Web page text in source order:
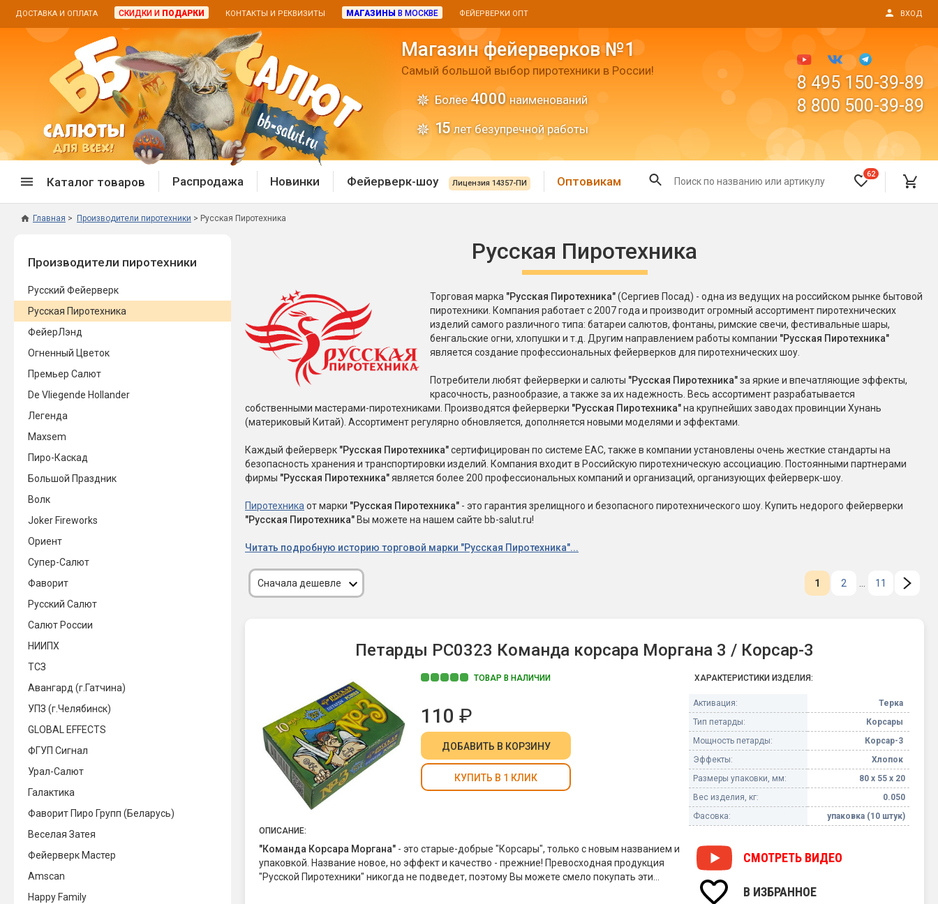
ДОСТАВКА И ОПЛАТА СКИДКИ И ПОДАРКИ КОНТАКТЫ И РЕКВИЗИТЫ МАГАЗИНЫ В МОСКВЕ ФЕЙЕРВЕРКИ ОПТ ВХОД
Магазин фейерверков №1
Самый большой выбор пиротехники в России!
Более 4000 наименований
15 лет безупречной работы
8 495 150-39-89
8 800 500-39-89
Каталог товаров
Распродажа фейерверков
Распродажа бенгальских огней
Новинки 2025/26
Фейерверки на свадьбу
Фейерверк-шоу
Батареи салютов
Цветной дым
Батареи салютов
Маленькие фейерверки
Большие фейерверки
Супер-фейерверки
Пневмохлопушки
Петарды
Терочные
Фитильные
Корсары
Летающие и наземные
Бабочки, пчелы
Циркоблицы
Цветной дым и огонь
Факелы цветного огня
Цветной дым
Хлопушки и пневмохлопушки
Маленькие хлопушки
Пневмохлопушки
Пружинные хлопушки
Бенгальские огни
Бенгальские огни малые
Бенгальские огни большие
Фонтаны пиротехнические
Фонтаны в торт (холодные)
Фонтаны сценические (холодные)
Фонтаны для улицы
Фонтаны в торт (холодные)
Конфетти, серпантин
Оборудование для
спецэффектов
Елочные гирлянды
Фейерверк-шоу
Распродажа Новинки Фейерверк-шоу Лицензия 14357-ПИ Оптовикам
62
Главная Производители пиротехники Русская Пиротехника
Производители пиротехники
Русский Фейерверк
Русская Пиротехника
ФейерЛэнд
Огненный Цветок
Премьер Салют
De Vliegende Hollander
Легенда
Maxsem
Пиро-Каскад
Большой Праздник
Волк
Joker Fireworks
Ориент
Супер-Салют
Фаворит
Русский Салют
Салют России
НИИПХ
ТСЗ
Авангард (г.Гатчина)
УПЗ (г.Челябинск)
GLOBAL EFFECTS
ФГУП Сигнал
Урал-Салют
Галактика
Фаворит Пиро Групп (Беларусь)
Веселая Затея
Фейерверк Мастер
Amscan
Happy Family
Русская Пиротехника
Торговая марка "Русская Пиротехника"(Сергиев Посад) - одна из ведущих на российском рынке бытовой
пиротехники. Компания работает с 2007 года и производит огромный ассортимент пиротехнических
изделий самого различного типа: батареи салютов, фонтаны, римские свечи, фестивальные шары,
бенгальские огни, хлопушки и т.д. Другим направлением работы компании "Русская Пиротехника"
является создание профессиональных фейерверков для пиротехнических шоу.
Потребители любят фейерверки и салюты "Русская Пиротехника"за яркие и впечатляющие эффекты,
красочность, разнообразие, а также за их надежность. Весь ассортимент разрабатывается
собственными мастерами-пиротехниками. Производятся фейерверки "Русская Пиротехника"на крупнейших заводах провинции Хунань
(материковый Китай). Ассортимент регулярно обновляется, дополняется новыми моделями и эффектами.
Каждый фейерверк "Русская Пиротехника"сертифицирован по системе EAC, также в компании установлены очень жесткие стандарты на
безопасность хранения и транспортировки изделий. Компания входит в Российскую пиротехническую ассоциацию. Постоянными партнерами
фирмы "Русская Пиротехника"является более 200 профессиональных компаний и организаций, организующих фейерверк-шоу.
Пиротехникаот марки "Русская Пиротехника" - это гарантия зрелищного и безопасного пиротехнического шоу. Купить недорого фейерверки
"Русская Пиротехника" Вы можете на нашем сайте bb-salut.ru!
Читать подробную историю торговой марки "Русская Пиротехника"...
Сначала дешевле 1 2 ... 11
Петарды РС0323 Команда корсара Моргана 3 / Корсар-3
ТОВАР В НАЛИЧИИ
110 ₽
ДОБАВИТЬ В КОРЗИНУ
КУПИТЬ В 1 КЛИК
ОПИСАНИЕ:
"Команда Корсара Моргана" - это старые-добрые "Корсары", только с новым названием и
упаковкой. Название новое, но эффект и качество - прежние! Превосходная продукция
"Русской Пиротехники" никогда не подведет, поэтому Вы можете смело покупать эти
ХАРАКТЕРИСТИКИ ИЗДЕЛИЯ:
Активация:
Терка
Тип петарды:
Корсары
Мощность петарды:
Корсар-3
Эффекты:
Хлопок
Размеры упаковки, мм:
80 х 55 х 20
Вес изделия, кг:
0.050
Фасовка:
упаковка (10 штук)
СМОТРЕТЬ ВИДЕО
В ИЗБРАННОЕ